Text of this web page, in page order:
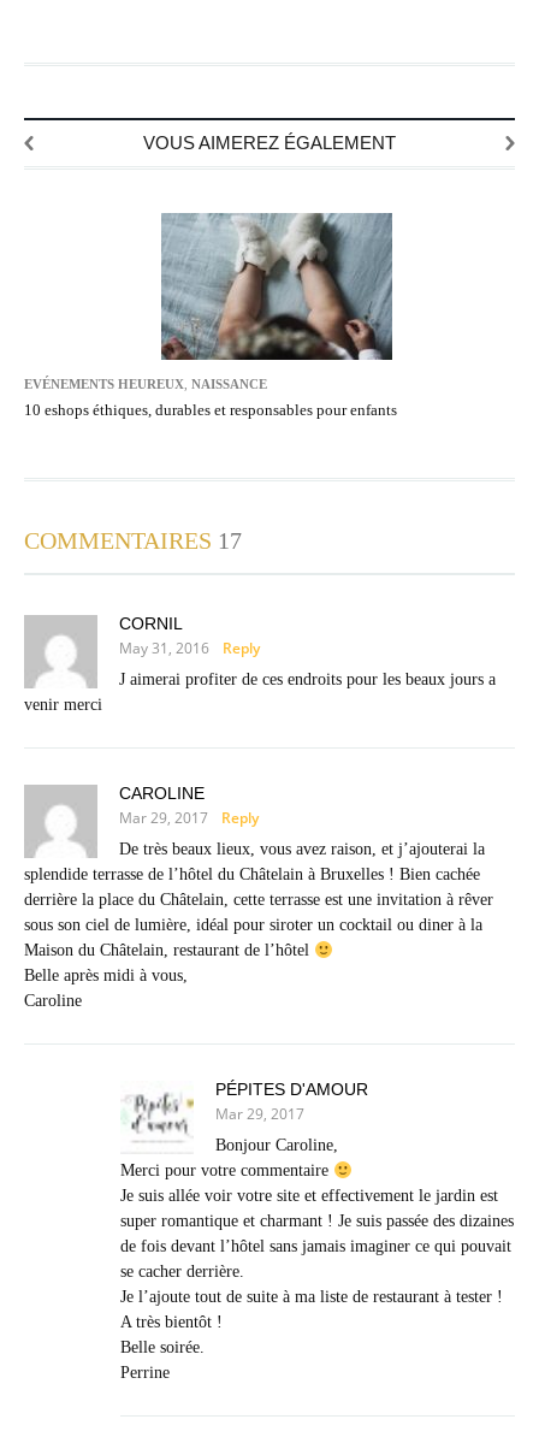
VOUS AIMEREZ ÉGALEMENT
EVÉNEMENTS HEUREUX NAISSANCE
10 eshops éthiques, durables et responsables pour enfants
COMMENTAIRES 17
CORNIL
May 31, 2016 Reply
J aimerai profiter de ces endroits pour les beaux jours a
venir merci
CAROLINE
Mar 29, 2017 Reply
De très beaux lieux, vous avez raison, et j’ajouterai la
splendide terrasse de l’hôtel du Châtelain à Bruxelles ! Bien cachée
derrière la place du Châtelain, cette terrasse est une invitation à rêver
sous son ciel de lumière, idéal pour siroter un cocktail ou diner à la
Maison du Châtelain, restaurant de l’hôtel
Belle après midi à vous,
Caroline
PÉPITES D'AMOUR
Mar 29, 2017
Bonjour Caroline,
Merci pour votre commentaire
Je suis allée voir votre site et effectivement le jardin est
super romantique et charmant ! Je suis passée des dizaines
de fois devant l’hôtel sans jamais imaginer ce qui pouvait
se cacher derrière.
Je l’ajoute tout de suite à ma liste de restaurant à tester !
A très bientôt !
Belle soirée.
Perrine